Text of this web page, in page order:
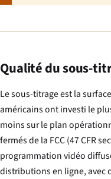
Qualité du sous-
Le sous-titrage est la
américains ont investi le
moins sur le plan
fermés de la FCC (47 CFR
programmation vidéo
distributions en ligne, avec